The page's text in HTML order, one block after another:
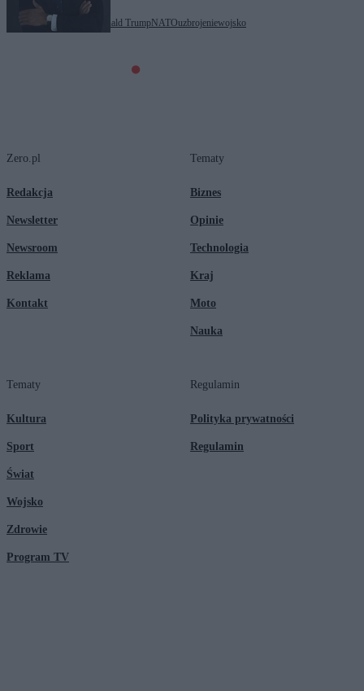
budżet państwa Donald TrumpNATOuzbrojeniewojsko
Zero.pl
Redakcja
Newsletter
Newsroom
Reklama
Kontakt
Tematy
Biznes
Opinie
Technologia
Kraj
Moto
Nauka
Tematy
Kultura
Sport
Świat
Wojsko
Zdrowie
Program TV
Regulamin
Polityka prywatności
Regulamin